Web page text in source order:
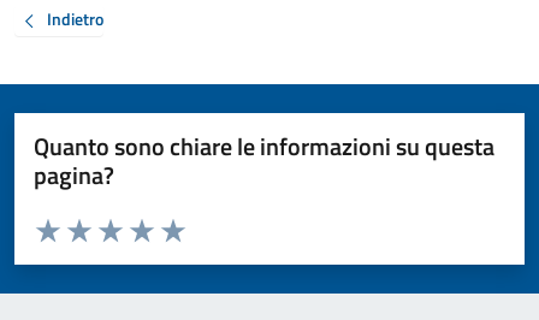
Indietro
Quanto sono chiare le informazioni su questa
pagina?
Valuta da 1 a 5 stelle la pagina
Valuta 5 stelle su 5
Valuta 4 stelle su 5
Valuta 3 stelle su 5
Valuta 2 stelle su 5
Valuta 1 stelle su 5